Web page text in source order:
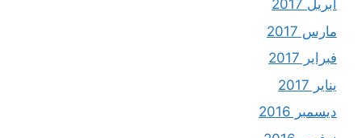
أبريل 2017
مارس 2017
فبراير 2017
يناير 2017
ديسمبر 2016